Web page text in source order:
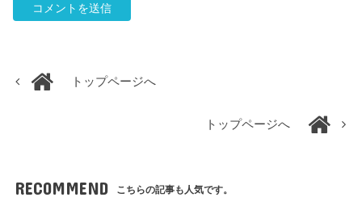
トップページへ
トップページへ
RECOMMEND こちらの記事も人気です。